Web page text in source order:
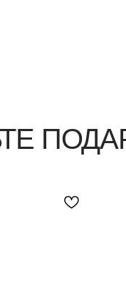
ПОДАРОК